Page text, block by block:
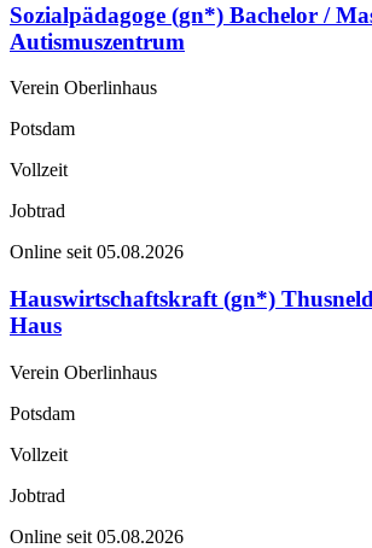
Sozialpädagoge (gn*) Bachelor /
Autismuszentrum
Verein Oberlinhaus
Potsdam
Vollzeit
Jobtrad
Online seit 05.08.2026
Hauswirtschaftskraft (gn*)
Haus
Verein Oberlinhaus
Potsdam
Vollzeit
Jobtrad
Online seit 05.08.2026